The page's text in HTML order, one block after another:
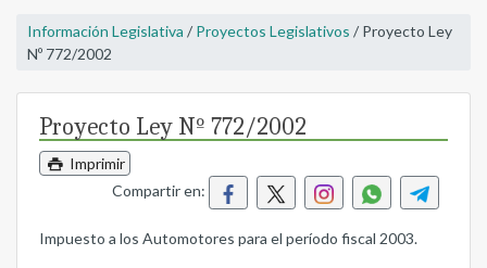
Información Legislativa / Proyectos Legislativos / Proyecto Ley
Nº 772/2002
Proyecto Ley Nº 772/2002
Imprimir
Compartir en:
Impuesto a los Automotores para el período fiscal 2003.